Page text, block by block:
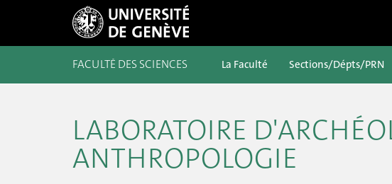
FACULTÉ DES SCIENCES La Faculté Sections/Dépts/PRN
LABORATOIRE
ANTHROPOLOGIE